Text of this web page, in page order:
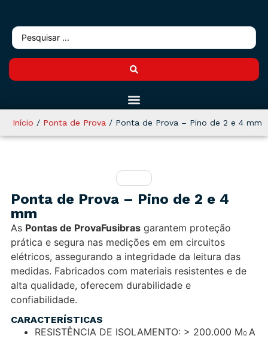
Início / Ponta de Prova / Ponta de Prova – Pino de 2 e 4 mm
Ponta de Prova – Pino de 2 e 4
mm
As Pontas de ProvaFusibras garantem proteção
prática e segura nas medições em em circuitos
elétricos, assegurando a integridade da leitura das
medidas. Fabricados com materiais resistentes e de
alta qualidade, oferecem durabilidade e
confiabilidade.
CARACTERÍSTICAS
RESISTÊNCIA DE ISOLAMENTO: > 200.000 MΩ A